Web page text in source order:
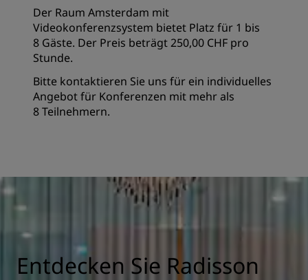
Der Raum Amsterdam mit
Videokonferenzsystem bietet Platz für 1 bis
8 Gäste. Der Preis beträgt 250,00 CHF pro
Stunde.
Bitte kontaktieren Sie uns für ein individuelles
Angebot für Konferenzen mit mehr als
8 Teilnehmern.
Entdecken Sie Radisson